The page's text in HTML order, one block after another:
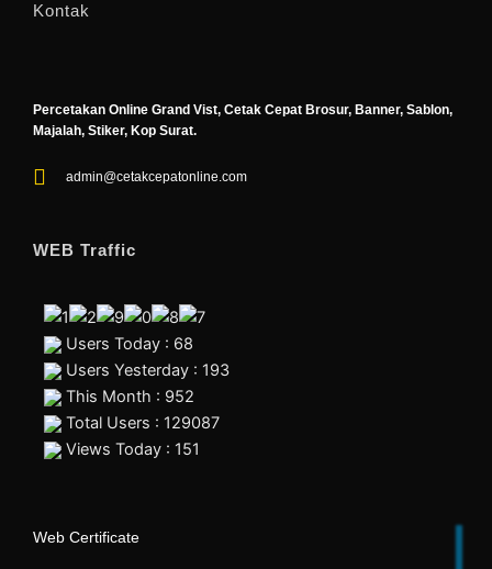
Kontak
Percetakan Online Grand Vist, Cetak Cepat Brosur, Banner, Sablon,
Majalah, Stiker, Kop Surat.
admin@cetakcepatonline.com
WEB Traffic
Users Today : 68
Users Yesterday : 193
This Month : 952
Total Users : 129087
Views Today : 151
Web Certificate